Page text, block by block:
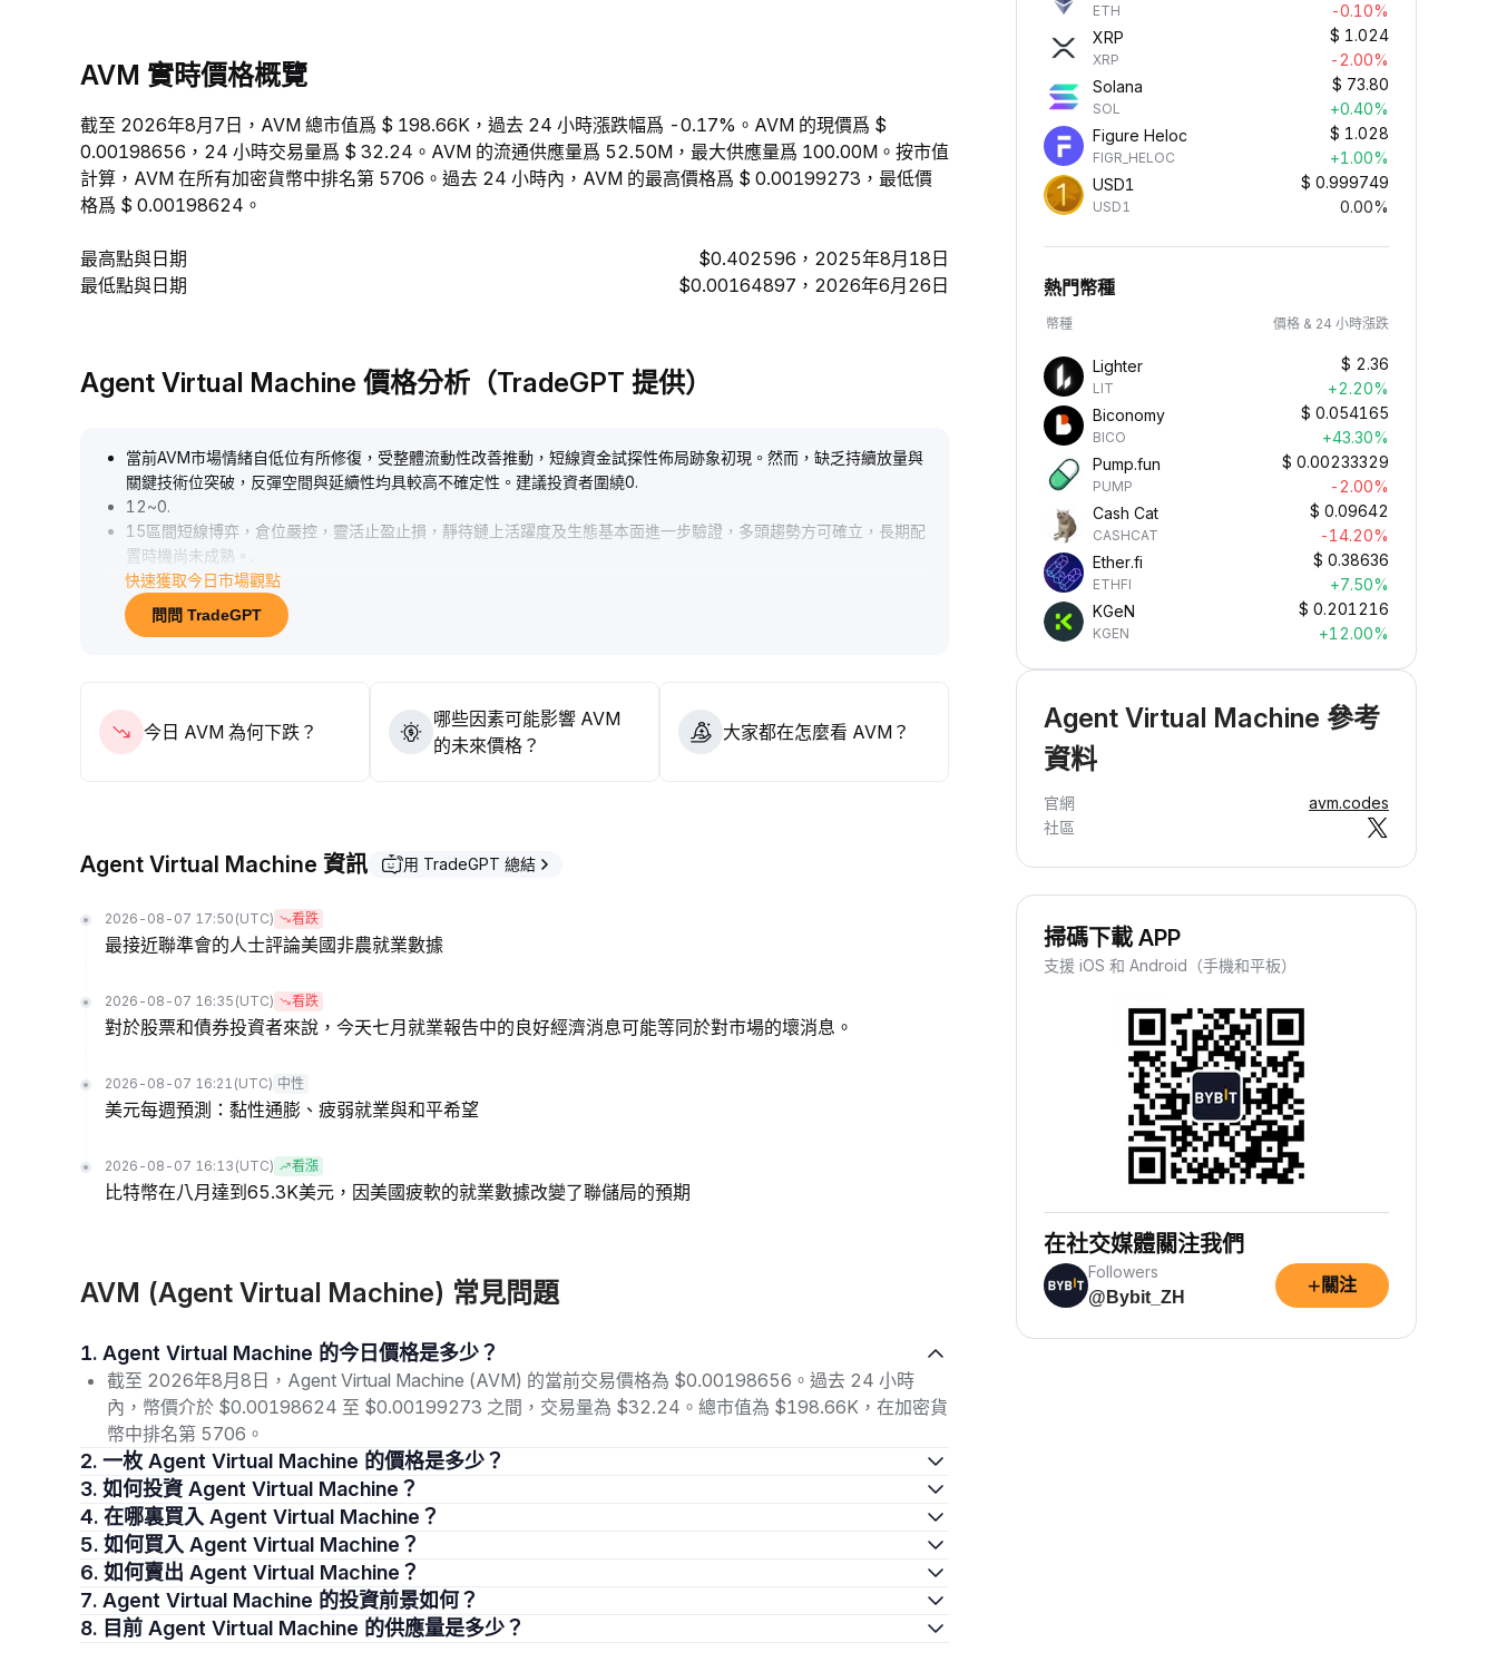
AVM 實時價格概覽
截至 2026年8月7日，AVM 總市值爲 $ 198.66K，過去 24 小時漲跌幅爲 -0.17%。AVM 的現價爲 $
0.00198656，24 小時交易量爲 $ 32.24。AVM 的流通供應量爲 52.50M，最大供應量爲 100.00M。按市值
計算，AVM 在所有加密貨幣中排名第 5706。過去 24 小時內，AVM 的最高價格爲 $ 0.00199273，最低價
格爲 $ 0.00198624。
最高點與日期
$0.402596，2025年8月18日
最低點與日期
$0.00164897，2026年6月26日
Agent Virtual Machine 價格分析（TradeGPT 提供）
當前AVM市場情緒自低位有所修復，受整體流動性改善推動，短線資金試探性佈局跡象初現。然而，缺乏持續放量與
關鍵技術位突破，反彈空間與延續性均具較高不確定性。建議投資者圍繞0.
12~0.
15區間短線博弈，倉位嚴控，靈活止盈止損，靜待鏈上活躍度及生態基本面進一步驗證，多頭趨勢方可確立，長期配
置時機尚未成熟。
快速獲取今日市場觀點
問問 TradeGPT
今日 AVM 為何下跌？
哪些因素可能影響 AVM
的未來價格？
大家都在怎麼看 AVM？
Agent Virtual Machine 資訊 用 TradeGPT 總結
2026-08-07 17:50 (UTC) 看跌
最接近聯準會的人士評論美國非農就業數據
2026-08-07 16:35 (UTC) 看跌
對於股票和債券投資者來說，今天七月就業報告中的良好經濟消息可能等同於對市場的壞消息。
2026-08-07 16:21 (UTC) 中性
美元每週預測：黏性通膨、疲弱就業與和平希望
2026-08-07 16:13 (UTC) 看漲
比特幣在八月達到65.3K美元，因美國疲軟的就業數據改變了聯儲局的預期
AVM (Agent Virtual Machine) 常見問題
1. Agent Virtual Machine 的今日價格是多少？
截至 2026年8月8日，Agent Virtual Machine (AVM) 的當前交易價格為 $0.00198656。過去 24 小時
內，幣價介於 $0.00198624 至 $0.00199273 之間，交易量為 $32.24。總市值為 $198.66K，在加密貨
幣中排名第 5706。
2. 一枚 Agent Virtual Machine 的價格是多少？
3. 如何投資 Agent Virtual Machine？
4. 在哪裏買入 Agent Virtual Machine？
5. 如何買入 Agent Virtual Machine？
6. 如何賣出 Agent Virtual Machine？
7. Agent Virtual Machine 的投資前景如何？
8. 目前 Agent Virtual Machine 的供應量是多少？
ETH
-0.10%
XRP
XRP
$ 1.024
-2.00%
Solana
SOL
$ 73.80
+0.40%
Figure Heloc
FIGR_HELOC
$ 1.028
+1.00%
USD1
USD1
$ 0.999749
0.00%
熱門幣種
幣種 價格 & 24 小時漲跌
Lighter
LIT
$ 2.36
+2.20%
Biconomy
BICO
$ 0.054165
+43.30%
Pump.fun
PUMP
$ 0.00233329
-2.00%
Cash Cat
CASHCAT
$ 0.09642
-14.20%
Ether.fi
ETHFI
$ 0.38636
+7.50%
KGeN
KGEN
$ 0.201216
+12.00%
Agent Virtual Machine 參考
資料
官網
avm.codes
社區
掃碼下載 APP
支援 iOS 和 Android（手機和平板）
在社交媒體關注我們
Followers
@Bybit_ZH
+ 關注